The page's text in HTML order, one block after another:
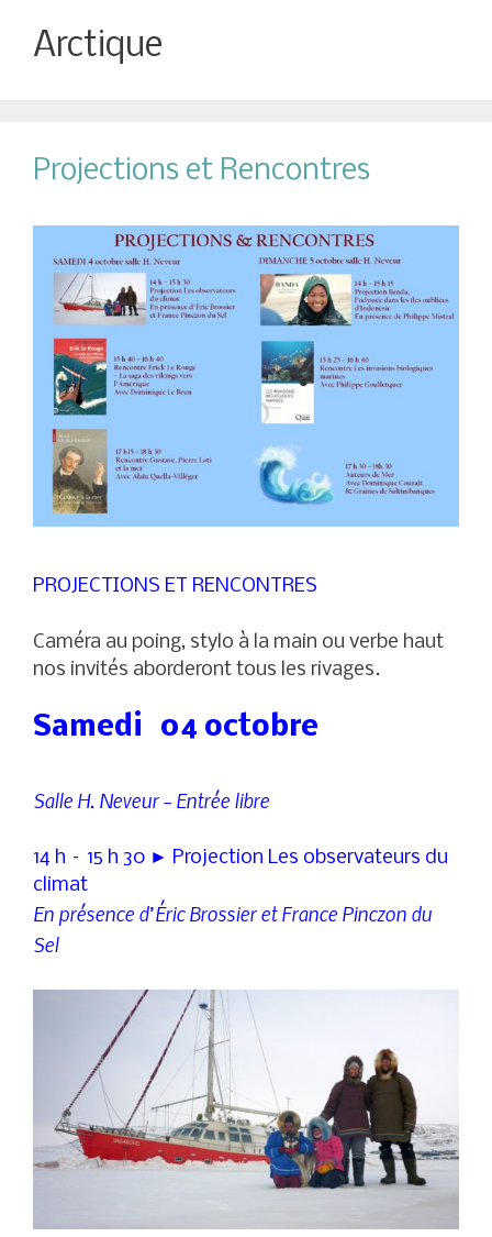
Arctique
Projections et Rencontres
PROJECTIONS ET RENCONTRES
Caméra au poing, stylo à la main ou verbe haut
nos invités aborderont tous les rivages.
Samedi 04 octobre
Salle H. Neveur – Entrée libre
14 h – 15 h 30 ► Projection Les observateurs du
climat
En présence d’Éric Brossier et France Pinczon du
Sel